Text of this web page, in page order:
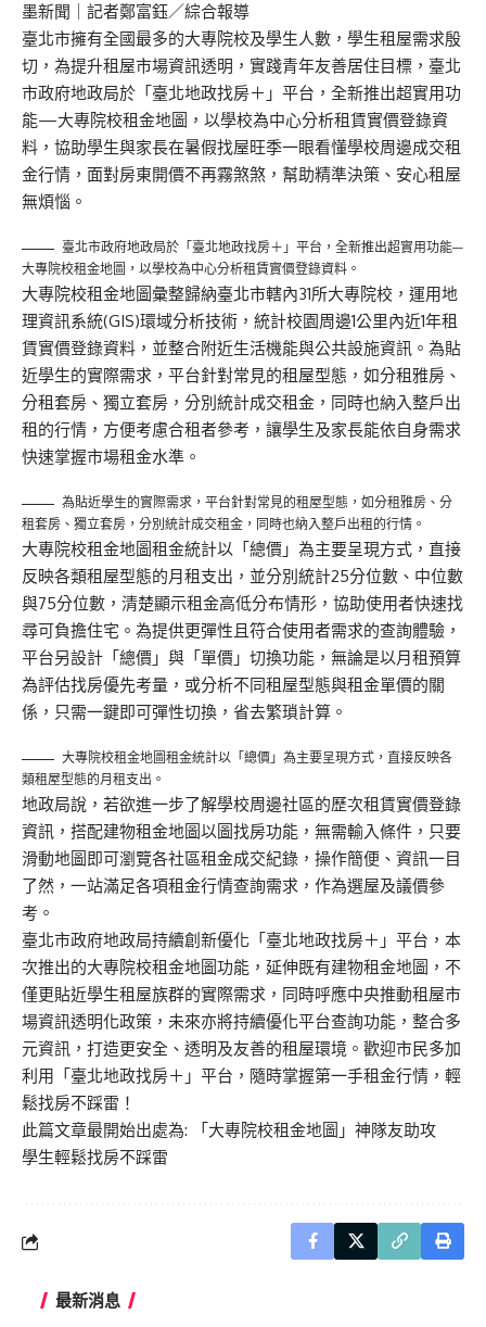
墨新聞
｜記者鄭富鈺／綜合報導
臺北市擁有全國最多的大專院校及學生人數，學生租屋需求殷
切，為提升租屋市場資訊透明，實踐青年友善居住目標，臺北
市政府地政局於「 臺北地政找房＋ 」平台，全新推出超實用功
能—大專院校租金地圖，以學校為中心分析租賃實價登錄資
料，協助學生與家長在暑假找屋旺季一眼看懂學校周邊成交租
金行情，面對房東開價不再霧煞煞，幫助精準決策、安心租屋
無煩惱。
臺北市政府地政局於「 臺北地政找房＋ 」平台，全新推出超實用功能—
大專院校租金地圖，以學校為中心分析租賃實價登錄資料。
大專院校租金地圖彙整歸納臺北市轄內31所大專院校，運用地
理資訊系統(GIS)環域分析技術，統計校園周邊1公里內近1年租
賃實價登錄資料，並整合附近生活機能與公共設施資訊。為貼
近學生的實際需求，平台針對常見的租屋型態，如分租雅房、
分租套房、獨立套房，分別統計成交租金，同時也納入整戶出
租的行情，方便考慮合租者參考，讓學生及家長能依自身需求
快速掌握市場租金水準。
為貼近學生的實際需求，平台針對常見的租屋型態，如分租雅房、分
租套房、獨立套房，分別統計成交租金，同時也納入整戶出租的行情。
大專院校租金地圖租金統計以「總價」為主要呈現方式，直接
反映各類租屋型態的月租支出，並分別統計25分位數、中位數
與75分位數，清楚顯示租金高低分布情形，協助使用者快速找
尋可負擔住宅。為提供更彈性且符合使用者需求的查詢體驗，
平台另設計「總價」與「單價」切換功能，無論是以月租預算
為評估找房優先考量，或分析不同租屋型態與租金單價的關
係，只需一鍵即可彈性切換，省去繁瑣計算。
大專院校租金地圖租金統計以「總價」為主要呈現方式，直接反映各
類租屋型態的月租支出。
地政局說，若欲進一步了解學校周邊社區的歷次租賃實價登錄
資訊，搭配建物租金地圖以圖找房功能，無需輸入條件，只要
滑動地圖即可瀏覽各社區租金成交紀錄，操作簡便、資訊一目
了然，一站滿足各項租金行情查詢需求，作為選屋及議價參
考。
臺北市政府地政局持續創新優化「 臺北地政找房＋ 」平台，本
次推出的大專院校租金地圖功能，延伸既有建物租金地圖，不
僅更貼近學生租屋族群的實際需求，同時呼應中央推動租屋市
場資訊透明化政策，未來亦將持續優化平台查詢功能，整合多
元資訊，打造更安全、透明及友善的租屋環境。歡迎市民多加
利用「 臺北地政找房＋ 」平台，隨時掌握第一手租金行情，輕
鬆找房不踩雷！
此篇文章最開始出處為:
「大專院校租金地圖」神隊友助攻
學生輕鬆找房不踩雷
最新消息